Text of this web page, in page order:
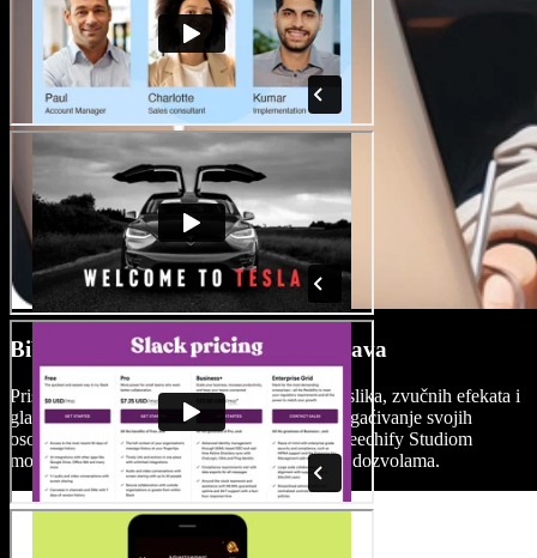
Biblioteka medija bez autorskih prava
Pristupite opsežnoj biblioteci video isječaka, slika, zvučnih efekata i
glazbe u pozadini bez autorskih prava za obogaćivanje svojih
osobnih ili komercijalnih putnih videa. Sa Speechify Studiom
možete stvarati sadržaj bez brige o autorskim dozvolama.